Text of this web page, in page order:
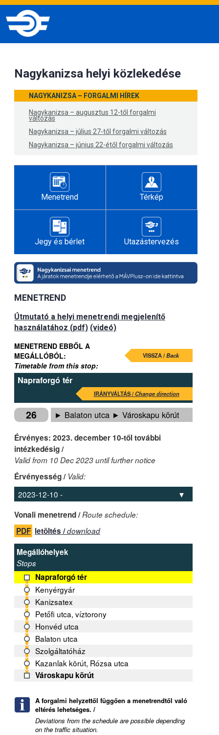
Nagykanizsa helyi közlekedése
NAGYKANIZSA – FORGALMI HÍREK
Nagykanizsa – augusztus 12-től forgalmi
változás
Nagykanizsa – július 27-től forgalmi változás
Nagykanizsa – június 22-étől forgalmi változás
Menetrend Térkép
Jegy és bérlet Utazástervezés
MENETREND
Útmutató a helyi menetrendi megjelenítő
használatához (pdf) (videó)
MENETREND EBBŐL A
MEGÁLLÓBÓL:
Timetable from this stop:
VISSZA /Back
Napraforgó tér
IRÁNYVÁLTÁS /Change direction
26 ► Balaton utca ► Városkapu körút
Érvényes: 2023. december 10-től további
intézkedésig /
Valid from 10 Dec 2023 until further notice
Érvényesség / Valid:
Vonali menetrend /Route schedule:
PDF letöltés /download
Megállóhelyek
Stops
Napraforgó tér
Kenyérgyár
Kanizsatex
Petőfi utca, víztorony
Honvéd utca
Balaton utca
Szolgáltatóház
Kazanlak körút, Rózsa utca
Városkapu körút
A forgalmi helyzettől függően a menetrendtől való
eltérés lehetséges. /
Deviations from the schedule are possible depending
on the traffic situation.